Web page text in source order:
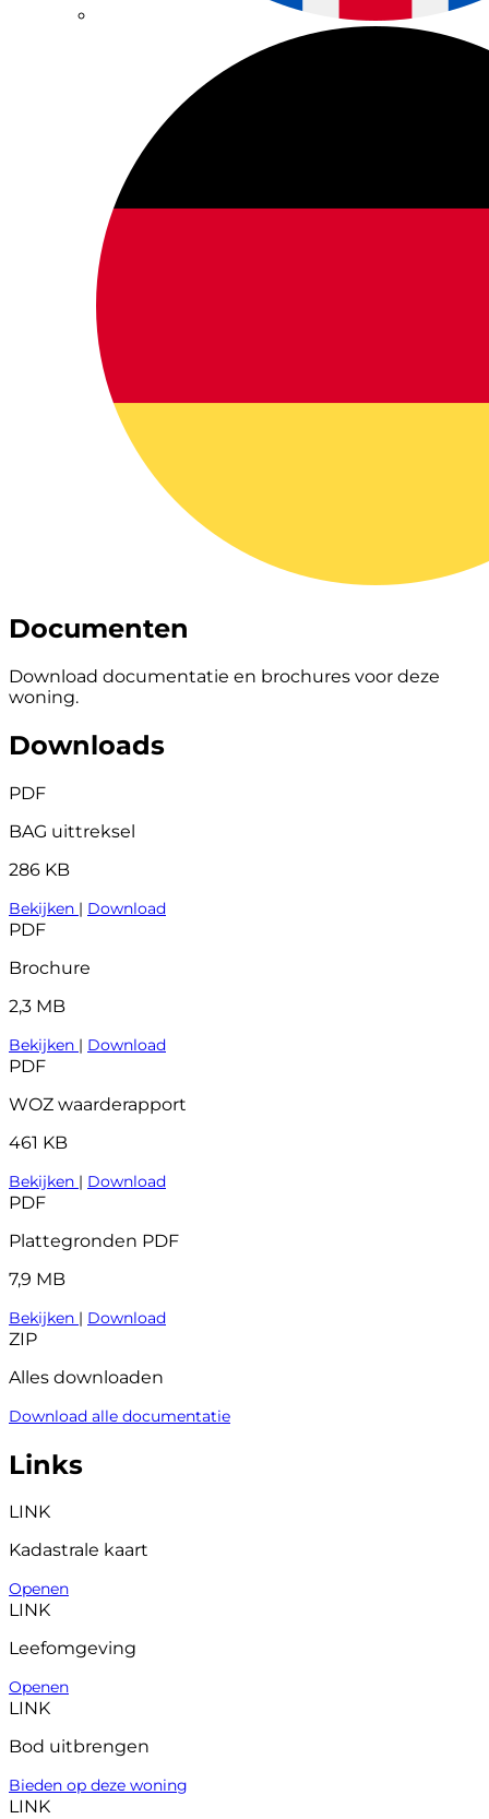
Documenten
Download documentatie en brochures voor deze
woning.
Downloads
PDF
BAG uittreksel
286 KB
Bekijken | Download
PDF
Brochure
2,3 MB
Bekijken | Download
PDF
WOZ waarderapport
461 KB
Bekijken | Download
PDF
Plattegronden PDF
7,9 MB
Bekijken | Download
ZIP
Alles downloaden
Download alle documentatie
Links
LINK
Kadastrale kaart
Openen
LINK
Leefomgeving
Openen
LINK
Bod uitbrengen
Bieden op deze woning
LINK